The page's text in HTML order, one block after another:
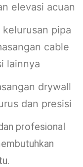
elevasi acuan
kelurusan pipa
cable
lainnya
drywall
dan presisi
profesional